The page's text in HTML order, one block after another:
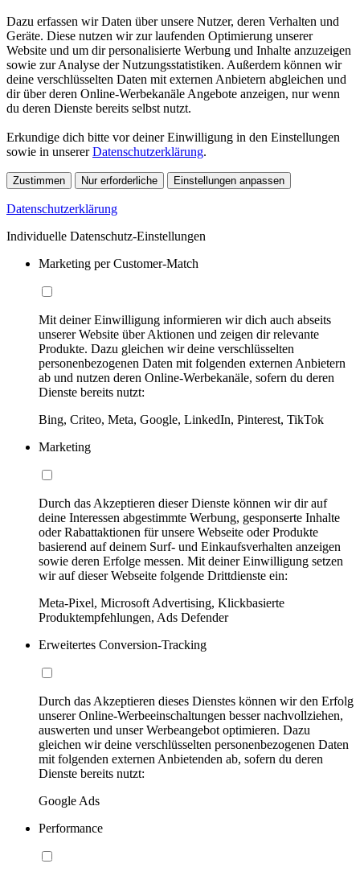
Dazu erfassen wir Daten über unsere Nutzer, deren Verhalten und
Geräte. Diese nutzen wir zur laufenden Optimierung unserer
Website und um dir personalisierte Werbung und Inhalte anzuzeigen
sowie zur Analyse der Nutzungsstatistiken. Außerdem können wir
deine verschlüsselten Daten mit externen Anbietern abgleichen und
dir über deren Online-Werbekanäle Angebote anzeigen, nur wenn
du deren Dienste bereits selbst nutzt.
Erkundige dich bitte vor deiner Einwilligung in den Einstellungen
sowie in unsererDatenschutzerklärung.
Zustimmen Nur erforderliche Einstellungen anpassen
Datenschutzerklärung
Individuelle Datenschutz-Einstellungen
Marketing per Customer-Match
Mit deiner Einwilligung informieren wir dich auch abseits
unserer Website über Aktionen und zeigen dir relevante
Produkte. Dazu gleichen wir deine verschlüsselten
personenbezogenen Daten mit folgenden externen Anbietern
ab und nutzen deren Online-Werbekanäle, sofern du deren
Dienste bereits nutzt:
Bing, Criteo, Meta, Google, LinkedIn, Pinterest, TikTok
Marketing
Durch das Akzeptieren dieser Dienste können wir dir auf
deine Interessen abgestimmte Werbung, gesponserte Inhalte
oder Rabattaktionen für unsere Webseite oder Produkte
basierend auf deinem Surf- und Einkaufsverhalten anzeigen
sowie deren Erfolge messen. Mit deiner Einwilligung setzen
wir auf dieser Webseite folgende Drittdienste ein:
Meta-Pixel, Microsoft Advertising, Klickbasierte
Produktempfehlungen, Ads Defender
Erweitertes Conversion-Tracking
Durch das Akzeptieren dieses Dienstes können wir den Erfolg
unserer Online-Werbeeinschaltungen besser nachvollziehen,
auswerten und unser Werbeangebot optimieren. Dazu
gleichen wir deine verschlüsselten personenbezogenen Daten
mit folgenden externen Anbietenden ab, sofern du deren
Dienste bereits nutzt:
Google Ads
Performance